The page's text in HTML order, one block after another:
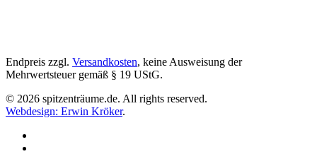
Endpreis zzgl. Versandkosten, keine Ausweisung der
Mehrwertsteuer gemäß § 19 UStG.
© 2026 spitzenträume.de. All rights reserved.
Webdesign: Erwin Kröker.